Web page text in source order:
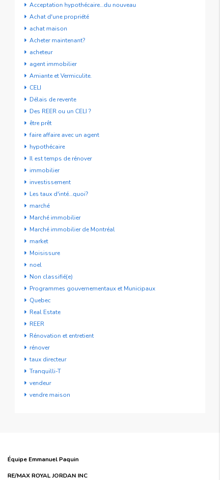
Acceptation hypothécaire…du nouveau
Achat d'une propriété
achat maison
Acheter maintenant?
acheteur
agent immobilier
Amiante et Vermiculite.
CELI
Délais de revente
Des REER ou un CELI ?
être prêt
faire affaire avec un agent
hypothécaire
Il est temps de rénover
immobilier
investissement
Les taux d'inté…quoi?
marché
Marché immobilier
Marché immobilier de Montréal
market
Moisissure
noel
Non classifié(e)
Programmes gouvernementaux et Municipaux
Quebec
Real Estate
REER
Rénovation et entretient
rénover
taux directeur
Tranquilli-T
vendeur
vendre maison
Équipe Emmanuel Paquin
RE/MAX ROYAL JORDAN INC